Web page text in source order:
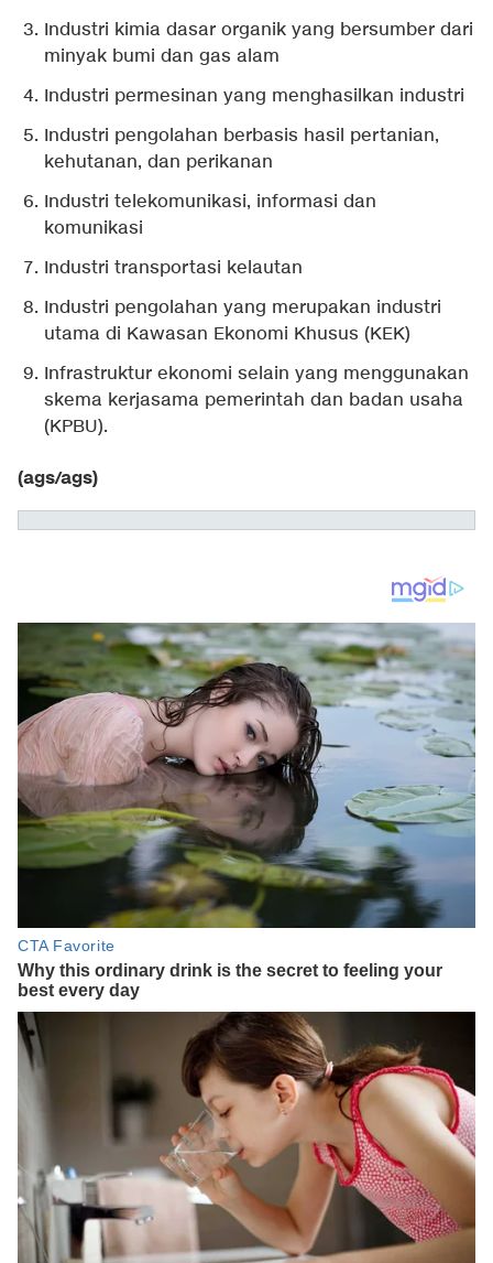
Industri kimia dasar organik yang bersumber dari
minyak bumi dan gas alam
Industri permesinan yang menghasilkan industri
Industri pengolahan berbasis hasil pertanian,
kehutanan, dan perikanan
Industri telekomunikasi, informasi dan
komunikasi
Industri transportasi kelautan
Industri pengolahan yang merupakan industri
utama di Kawasan Ekonomi Khusus (KEK)
Infrastruktur ekonomi selain yang menggunakan
skema kerjasama pemerintah dan badan usaha
(KPBU).
(ags/ags)